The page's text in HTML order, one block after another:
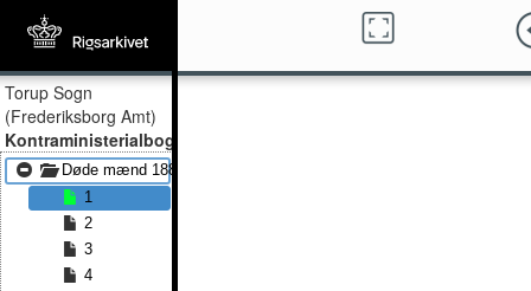
Torup Sogn
(Frederiksborg Amt)
Kontraministerialbog
Døde mænd 1886 - Døde mænd 1891
1
2
3
4